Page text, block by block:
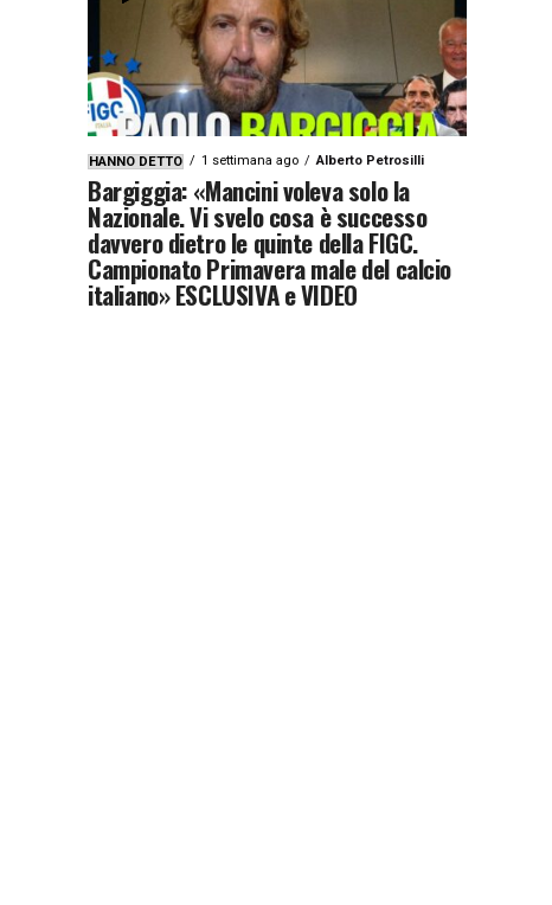
HANNO DETTO 1 settimana ago Alberto Petrosilli
Bargiggia: «Mancini voleva solo la
Nazionale. Vi svelo cosa è successo
davvero dietro le quinte della FIGC.
Campionato Primavera male del calcio
italiano» ESCLUSIVA e VIDEO